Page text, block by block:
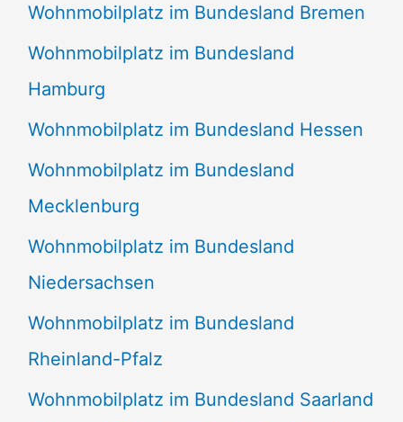
Wohnmobilplatz im Bundesland Bremen
Wohnmobilplatz im Bundesland
Hamburg
Wohnmobilplatz im Bundesland Hessen
Wohnmobilplatz im Bundesland
Mecklenburg
Wohnmobilplatz im Bundesland
Niedersachsen
Wohnmobilplatz im Bundesland
Rheinland-Pfalz
Wohnmobilplatz im Bundesland Saarland